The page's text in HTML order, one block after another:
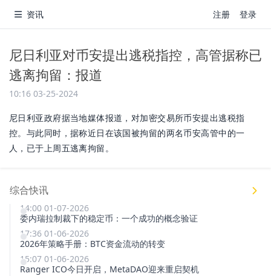
资讯 注册 登录
尼日利亚对币安提出逃税指控，高管据称已
逃离拘留：报道
10:16 03-25-2024
尼日利亚政府据当地媒体报道，对加密交易所币安提出逃税指
控。与此同时，据称近日在该国被拘留的两名币安高管中的一
人，已于上周五逃离拘留。
综合快讯
14:00 01-07-2026
委内瑞拉制裁下的稳定币：一个成功的概念验证
17:36 01-06-2026
2026年策略手册：BTC资金流动的转变
15:07 01-06-2026
Ranger ICO今日开启，MetaDAO迎来重启契机